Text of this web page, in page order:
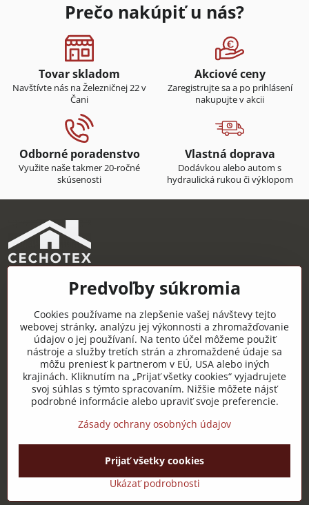
Prečo nakúpiť u nás?
Tovar skladom
Navštívte nás na Železničnej 22 v
Čani
Akciové ceny
Zaregistrujte sa a po prihlásení
nakupujte v akcii
Odborné poradenstvo
Využite naše takmer 20-ročné
skúsenosti
Vlastná doprava
Dodávkou alebo autom s
hydraulická rukou či výklopom
CECHOTEX s.r.o.
Železničná 22, 044 14 Čaňa
IČO: 48181757
DIČ: 2120085451
IČ DPH: SK2120085451
Užitočné odkazy
©2026Copyright
Predvoľby súkromiaZásady ochrany osobných údajov
Vytvorené pomocou:BiznisWeb.sk
Predvoľby súkromia
Cookies používame na zlepšenie vašej návštevy tejto
webovej stránky, analýzu jej výkonnosti a zhromažďovanie
údajov o jej používaní. Na tento účel môžeme použiť
nástroje a služby tretích strán a zhromaždené údaje sa
môžu preniesť k partnerom v EÚ, USA alebo iných
krajinách. Kliknutím na „Prijať všetky cookies“ vyjadrujete
svoj súhlas s týmto spracovaním. Nižšie môžete nájsť
podrobné informácie alebo upraviť svoje preferencie.
Zásady ochrany osobných údajov
Ukázať podrobnosti
Prijať všetky cookies